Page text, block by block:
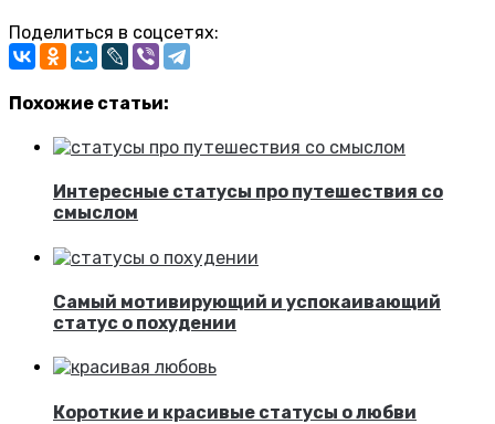
Поделиться в соцсетях:
Похожие статьи:
Интересные статусы про путешествия со
смыслом
Самый мотивирующий и успокаивающий
статус о похудении
Короткие и красивые статусы о любви